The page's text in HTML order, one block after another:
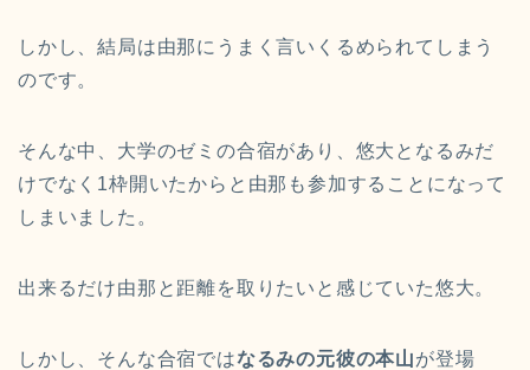
しかし、結局は由那にうまく言いくるめられてしまう
のです。
そんな中、大学のゼミの合宿があり、悠大となるみだ
けでなく1枠開いたからと由那も参加することになって
しまいました。
出来るだけ由那と距離を取りたいと感じていた悠大。
しかし、そんな合宿ではなるみの元彼の本山が登場